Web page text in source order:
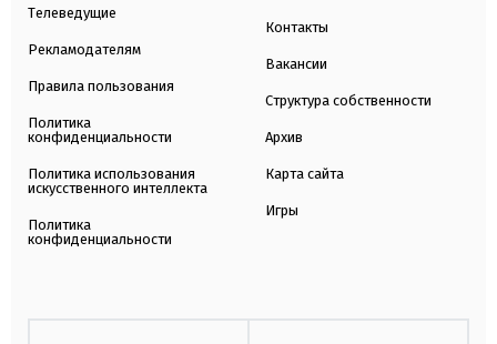
Телеведущие
Рекламодателям
Правила пользования
Политика
конфиденциальности
Политика использования
искусственного интеллекта
Политика
конфиденциальности
Контакты
Вакансии
Структура собственности
Архив
Карта сайта
Игры